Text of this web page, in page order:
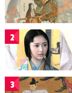
2
3